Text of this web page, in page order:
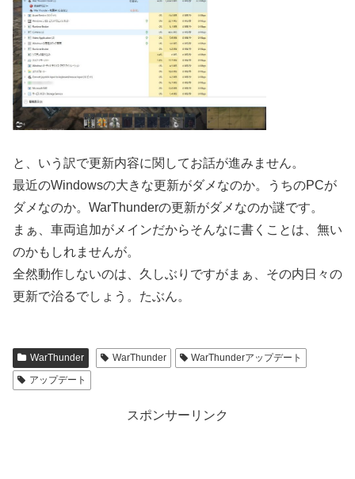
と、いう訳で更新内容に関してお話が進みません。
最近のWindowsの大きな更新がダメなのか。うちのPCが
ダメなのか。WarThunderの更新がダメなのか謎です。
まぁ、車両追加がメインだからそんなに書くことは、無い
のかもしれませんが。
全然動作しないのは、久しぶりですがまぁ、その内日々の
更新で治るでしょう。たぶん。
WarThunder WarThunder
WarThunderアップデート
アップデート
スポンサーリンク